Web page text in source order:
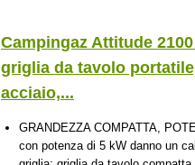
Campingaz Attitude
griglia da tavolo
acciaio,...
GRANDEZZA COMPATTA,
con potenza di 5 kW danno un